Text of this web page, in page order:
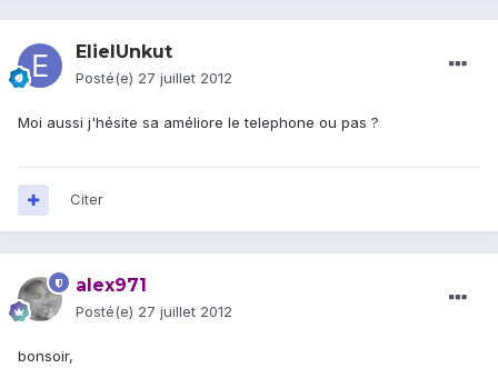
ElielUnkut
Posté(e) 27 juillet 2012
Moi aussi j'hésite sa améliore le telephone ou pas ?
Citer
alex971
Posté(e) 27 juillet 2012
bonsoir,